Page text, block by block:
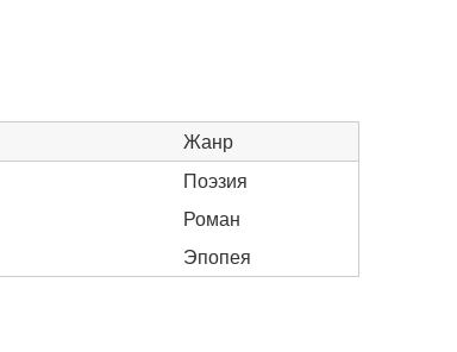
Жанр
Поэзия
Роман
Эпопея